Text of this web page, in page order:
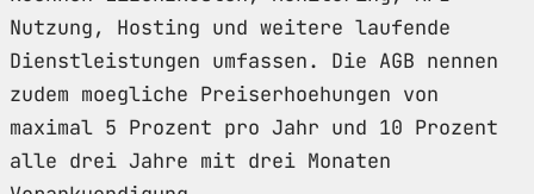
Nutzung, Hosting und weitere laufende
Dienstleistungen umfassen. Die AGB nennen
zudem moegliche Preiserhoehungen von
maximal 5 Prozent pro Jahr und 10 Prozent
alle drei Jahre mit drei Monaten